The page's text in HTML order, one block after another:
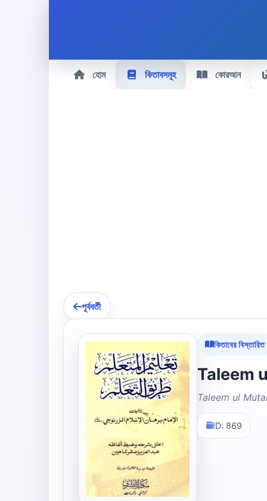
হোম কিতাবসমূহ কোরআন
পূর্ববর্তী
কিতাবের বিস্তারিত
Taleem ul
ID: 869